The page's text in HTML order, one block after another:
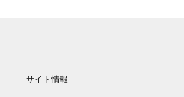
サイト情報